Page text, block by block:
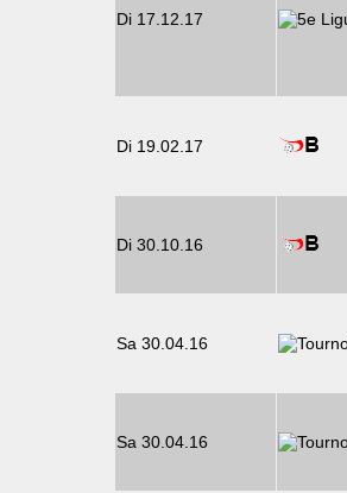
Di 17.12.17
Di 19.02.17
Di 30.10.16
Sa 30.04.16
Sa 30.04.16